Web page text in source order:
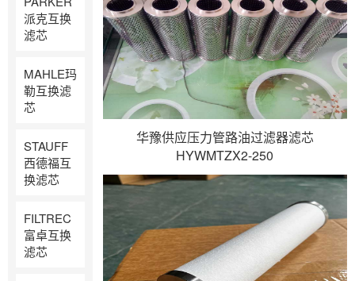
派克互换
滤芯
MAHLE玛
勒互换滤
芯
STAUFF
西德福互
换滤芯
FILTREC
富卓互换
滤芯
华豫供应压力管路油过滤器滤芯
HYWMTZX2-250